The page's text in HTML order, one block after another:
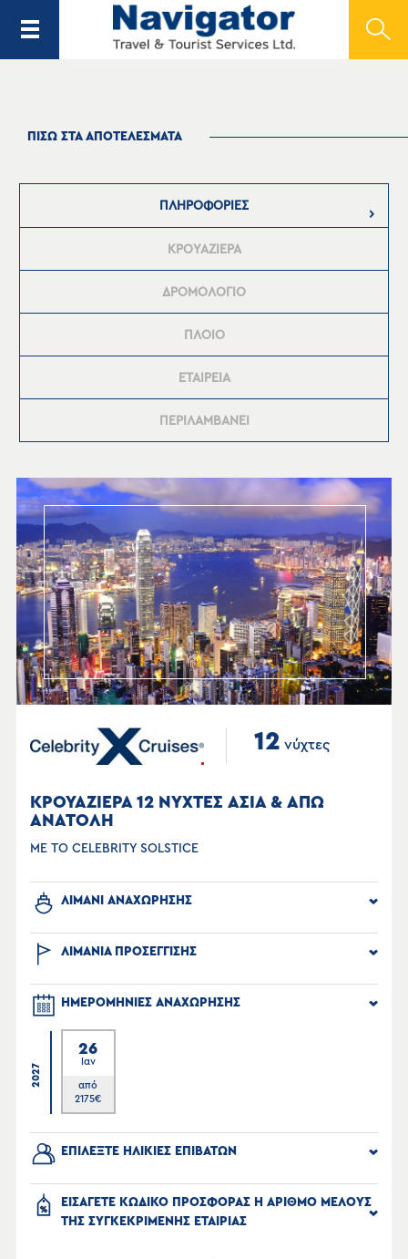
ΠΙΣΩ ΣΤΑ ΑΠΟΤΕΛΕΣΜΑΤΑ
ΠΛΗΡΟΦΟΡΙΕΣ
ΚΡΟΥΑΖΙΕΡΑ
ΔΡΟΜΟΛΟΓΙΟ
ΠΛΟΙΟ
ΕΤΑΙΡΕΙΑ
ΠΕΡΙΛΑΜΒΑΝΕΙ
12 νύχτες
ΚΡΟΥΑΖΙΕΡΑ 12 ΝΥΧΤΕΣ ΑΣΙΑ & ΑΠΩ
ΑΝΑΤΟΛΗ
ΜΕ ΤΟ CELEBRITY SOLSTICE
ΛΙΜΑΝΙ ΑΝΑΧΩΡΗΣΗΣ
ΛΙΜΑΝΙΑ ΠΡΟΣΕΓΓΙΣΗΣ
ΗΜΕΡΟΜΗΝΙΕΣ ΑΝΑΧΩΡΗΣΗΣ
2027
26
Ιαν
από
2175€
ΕΠΙΛΕΞΤΕ ΗΛΙΚΙΕΣ ΕΠΙΒΑΤΩΝ
ΕΙΣΑΓΕΤΕ ΚΩΔΙΚΟ ΠΡΟΣΦΟΡΑΣ Η ΑΡΙΘΜΟ ΜΕΛΟΥΣ
ΤΗΣ ΣΥΓΚΕΚΡΙΜΕΝΗΣ ΕΤΑΙΡΙΑΣ